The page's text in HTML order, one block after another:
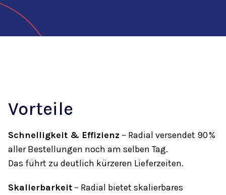
Vorteile
Schnelligkeit & Effizienz – Radial versendet 90 %
aller Bestellungen noch am selben Tag.
Das führt zu deutlich kürzeren Lieferzeiten.
Skalierbarkeit – Radial bietet skalierbares